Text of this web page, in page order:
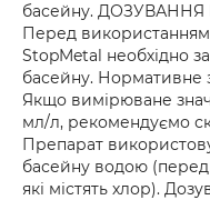
басейну.
Перед
StopMetal необхідно
басейну. Нормативне
Якщо вимірюване
мл/л, рекомендуємо
Препарат
басейну водою
які містять хлор).